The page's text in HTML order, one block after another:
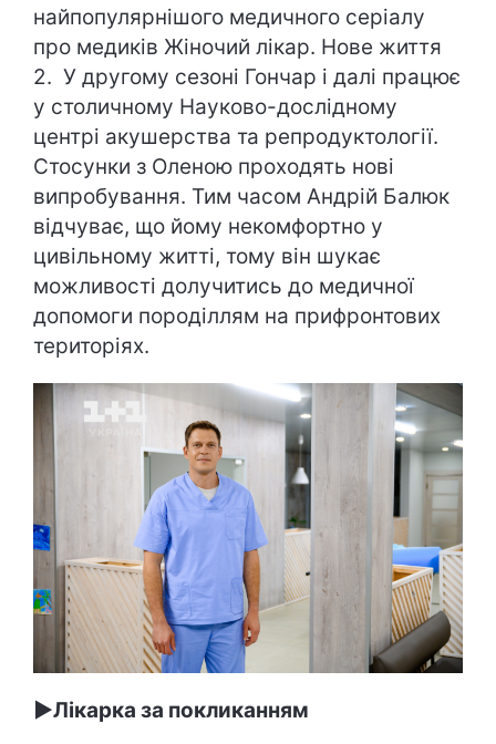
найпопулярнішого медичного серіалу
про медиків Жіночий лікар. Нове життя
2. У другому сезоні Гончар і далі працює
у столичному Науково-дослідному
центрі акушерства та репродуктології.
Стосунки з Оленою проходять нові
випробування. Тим часом Андрій Балюк
відчуває, що йому некомфортно у
цивільному житті, тому він шукає
можливості долучитись до медичної
допомоги породіллям на прифронтових
територіях.
►Лікарка за покликанням